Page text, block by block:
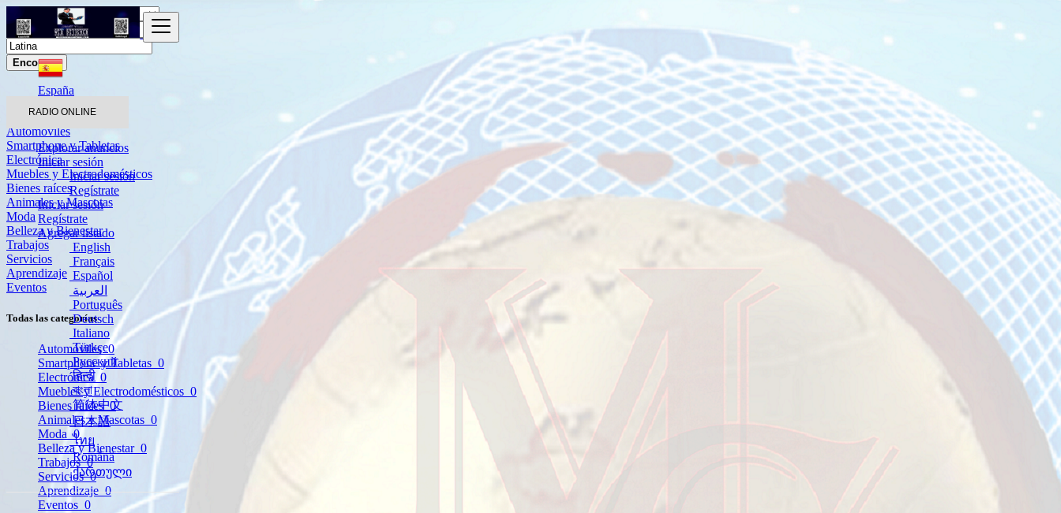
RADIO ONLINE
Explorar anuncios
Iniciar sesión
Iniciar sesión
Regístrate
Iniciar sesión
Regístrate
Agregar listado
English
Français
Español
العربية
Português
Deutsch
Italiano
Türkçe
Русский
हिन्दी
বাংলা
简体中文
日本語
ไทย
Română
ქართული
Encontrar
España
Automóviles
Smartphone y Tabletas
Electrónica
Muebles y Electrodomésticos
Bienes raíces
Animales y Mascotas
Moda
Belleza y Bienestar
Trabajos
Servicios
Aprendizaje
Eventos
Todas las categorías
Automóviles0
Smartphone y Tabletas 0
Electrónica 0
Muebles y Electrodomésticos 0
Bienes raíces0
Animales y Mascotas 0
Moda 0
Belleza y Bienestar 0
Trabajos0
Servicios0
Aprendizaje 0
Eventos 0